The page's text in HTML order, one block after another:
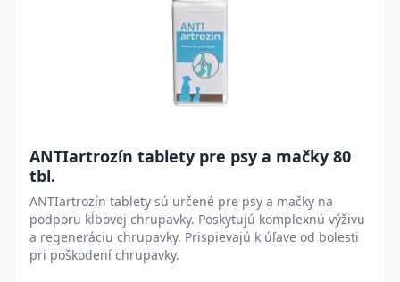
ANTIartrozín tablety pre psy a mačky 80
tbl.
ANTIartrozín tablety sú určené pre psy a mačky na
podporu kĺbovej chrupavky. Poskytujú komplexnú výživu
a regeneráciu chrupavky. Prispievajú k úľave od bolesti
pri poškodení chrupavky.